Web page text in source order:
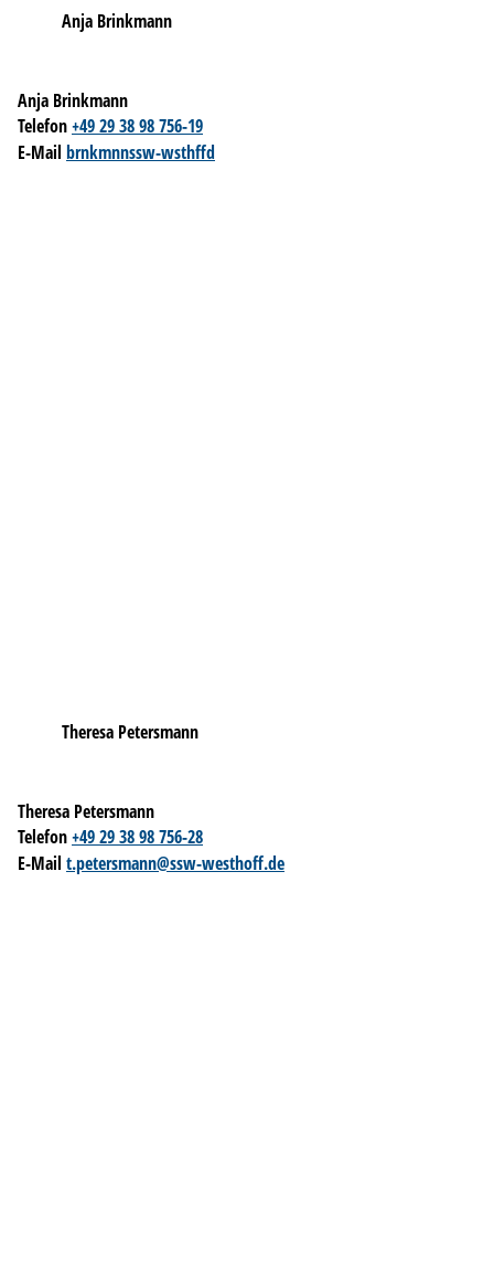
Anja Brinkmann
Anja Brinkmann
Telefon+49 29 38 98 756-19
E-Mail brnkmnnssw-wsthffd
Theresa Petersmann
Theresa Petersmann
Telefon+49 29 38 98 756-28
E-Mail t.petersmann@ssw-westhoff.de